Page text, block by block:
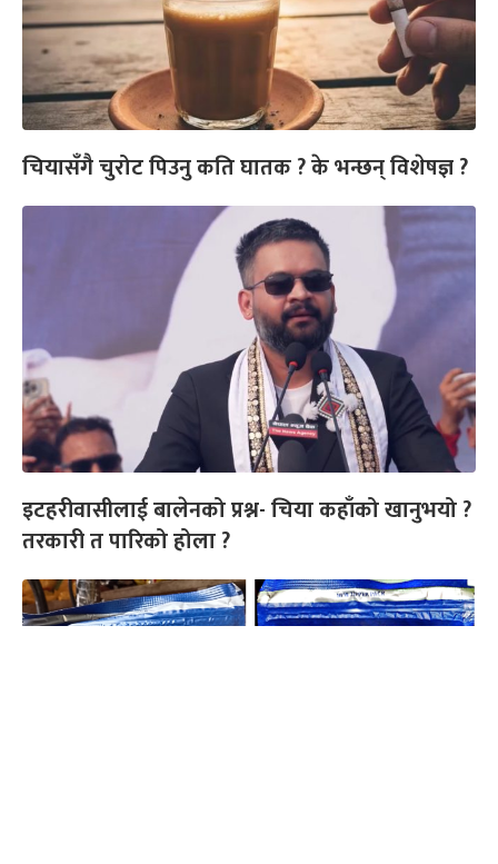
चियासँगै चुरोट पिउनु कति घातक ? के भन्छन् विशेषज्ञ ?
इटहरीवासीलाई बालेनको प्रश्न- चिया कहाँको खानुभयो ?
तरकारी त पारिको होला ?